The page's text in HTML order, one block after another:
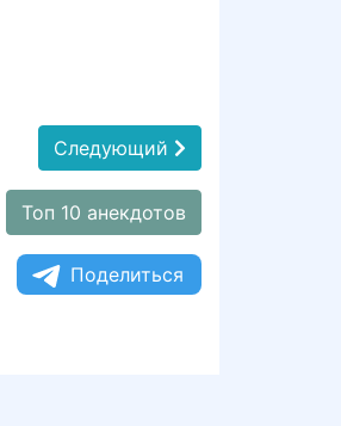
Следующий
Топ 10 анекдотов
Поделиться